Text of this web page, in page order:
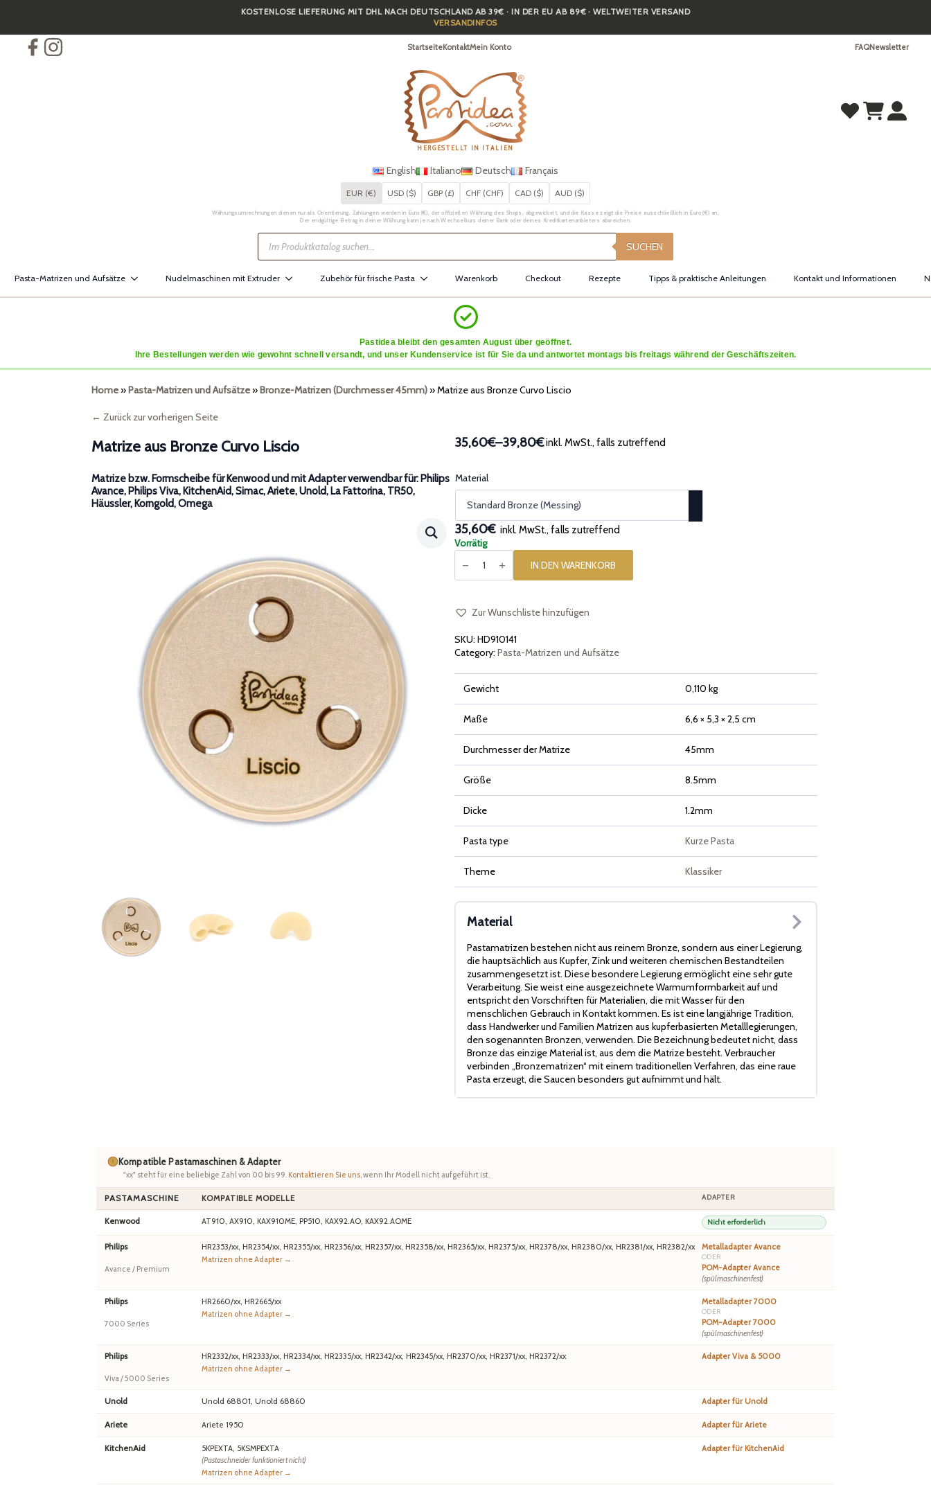
content
KOSTENLOSE LIEFERUNG MIT DHL NACH DEUTSCHLAND AB 39€ · IN DER EU AB 89€ · WELTWEITER VERSAND
VERSANDINFOS
StartseiteKontaktMein Konto FAQNewsletter
HERGESTELLT IN ITALIEN
English Italiano Deutsch Français
EUR (€) USD ($) GBP (£) CHF (CHF) CAD ($) AUD ($)
Währungsumrechnungen dienen nur als Orientierung. Zahlungen werden in Euro (€), der offiziellen Währung des Shops, abgewickelt, und die Kasse zeigt die Preise ausschließlich in Euro (€) an.
Der endgültige Betrag in deiner Währung kann je nach Wechselkurs deiner Bank oder deines Kreditkartenanbieters abweichen.
Products
search SUCHEN
Pasta-Matrizen und Aufsätze Nudelmaschinen mit Extruder Zubehör für frische Pasta Warenkorb Checkout Rezepte Tipps & praktische Anleitungen Kontakt und Informationen
Pastidea bleibt den gesamten August über geöffnet.
Ihre Bestellungen werden wie gewohnt schnell versandt, und unser Kundenservice ist für Sie da und antwortet montags bis freitags während der Geschäftszeiten.
Home»Pasta-Matrizen und Aufsätze»Bronze-Matrizen (Durchmesser 45mm)»Matrize aus Bronze Curvo Liscio
← Zurück zur vorherigen Seite
Matrize aus Bronze Curvo Liscio
Matrize bzw. Formscheibe für Kenwood und mit Adapter verwendbar für: Philips
Avance, Philips Viva, KitchenAid, Simac, Ariete, Unold, La Fattorina, TR50,
Häussler, Korngold, Omega
35,60€–39,80€
Preisspanne:
bis
39,80€
inkl. MwSt., falls zutreffend
Material
35,60€ inkl. MwSt., falls zutreffend
Vorrätig
Matrize
aus
Curvo
IN DEN WARENKORB
Zur Wunschliste hinzufügen
SKU: HD910141
Category: Pasta-Matrizen und Aufsätze
Gewicht 0,110 kg
Maße 6,6 × 5,3 × 2,5 cm
Durchmesser der Matrize 45mm
Größe 8.5mm
Dicke 1.2mm
Pasta type Kurze Pasta
Theme Klassiker
Material
Pastamatrizen bestehen nicht aus reinem Bronze, sondern aus einer Legierung,
die hauptsächlich aus Kupfer, Zink und weiteren chemischen Bestandteilen
zusammengesetzt ist. Diese besondere Legierung ermöglicht eine sehr gute
Verarbeitung. Sie weist eine ausgezeichnete Warmumformbarkeit auf und
entspricht den Vorschriften für Materialien, die mit Wasser für den
menschlichen Gebrauch in Kontakt kommen. Es ist eine langjährige Tradition,
dass Handwerker und Familien Matrizen aus kupferbasierten Metalllegierungen,
den sogenannten Bronzen, verwenden. Die Bezeichnung bedeutet nicht, dass
Bronze das einzige Material ist, aus dem die Matrize besteht. Verbraucher
verbinden „Bronzematrizen“ mit einem traditionellen Verfahren, das eine raue
Pasta erzeugt, die Saucen besonders gut aufnimmt und hält.
Kompatible Pastamaschinen & Adapter
"xx" steht für eine beliebige Zahl von 00 bis 99. Kontaktieren Sie uns, wenn Ihr Modell nicht aufgeführt ist.
PASTAMASCHINE KOMPATIBLE MODELLE ADAPTER
Kenwood AT910, AX910, KAX910ME, PP510, KAX92.AO, KAX92.AOME Nicht erforderlich
Philips
Avance / Premium
HR2353/xx, HR2354/xx, HR2355/xx, HR2356/xx, HR2357/xx, HR2358/xx, HR2365/xx, HR2375/xx, HR2378/xx, HR2380/xx, HR2381/xx, HR2382/xx
Matrizen ohne Adapter →
Metalladapter Avance
ODER
POM-Adapter Avance
(spülmaschinenfest)
Philips
7000 Series
HR2660/xx, HR2665/xx
Matrizen ohne Adapter →
Metalladapter 7000
ODER
POM-Adapter 7000
(spülmaschinenfest)
Philips
Viva / 5000 Series
HR2332/xx, HR2333/xx, HR2334/xx, HR2335/xx, HR2342/xx, HR2345/xx, HR2370/xx, HR2371/xx, HR2372/xx
Matrizen ohne Adapter →
Adapter Viva & 5000
Unold Unold 68801, Unold 68860 Adapter für Unold
Ariete Ariete 1950 Adapter für Ariete
KitchenAid
5KPEXTA, 5KSMPEXTA
(Pastaschneider funktioniert nicht)
Matrizen ohne Adapter →
Adapter für KitchenAid